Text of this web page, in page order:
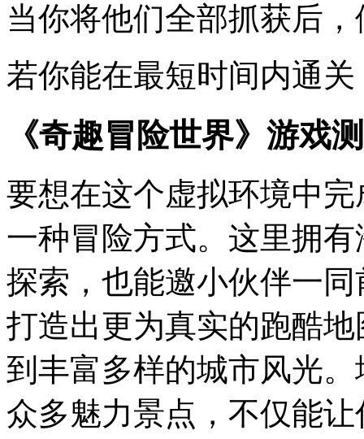
当你将他们全部抓获后
若你能在最短时间内通
《奇趣冒险世界》游戏
要想在这个虚拟环境中
一种冒险方式。这里拥
探索，也能邀小伙伴一
打造出更为真实的跑酷
到丰富多样的城市风光
众多魅力景点，不仅能